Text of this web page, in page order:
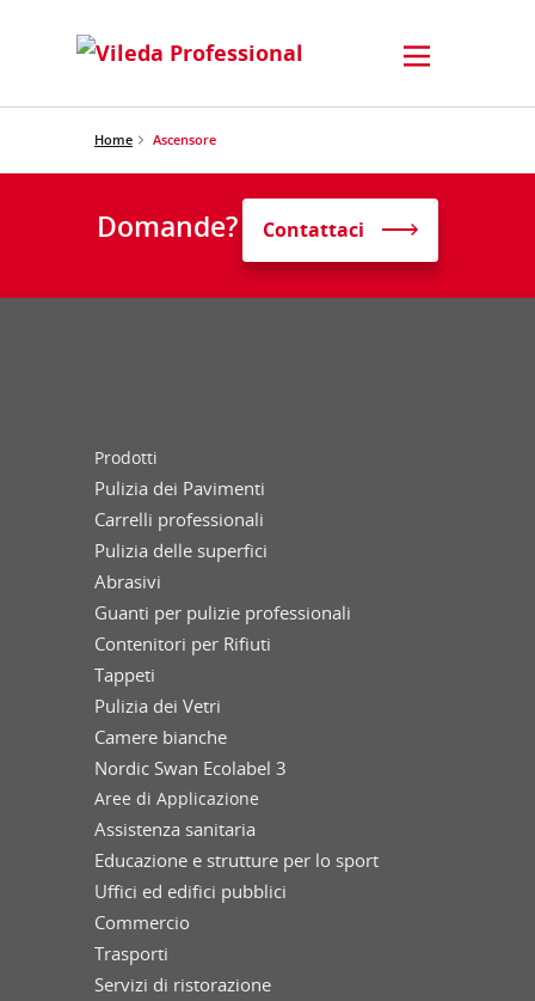
Home Ascensore
Domande? Contattaci
Prodotti
Pulizia dei Pavimenti
Carrelli professionali
Pulizia delle superfici
Abrasivi
Guanti per pulizie professionali
Contenitori per Rifiuti
Tappeti
Pulizia dei Vetri
Camere bianche
Nordic Swan Ecolabel 3
Aree di Applicazione
Assistenza sanitaria
Educazione e strutture per lo sport
Uffici ed edifici pubblici
Commercio
Trasporti
Servizi di ristorazione